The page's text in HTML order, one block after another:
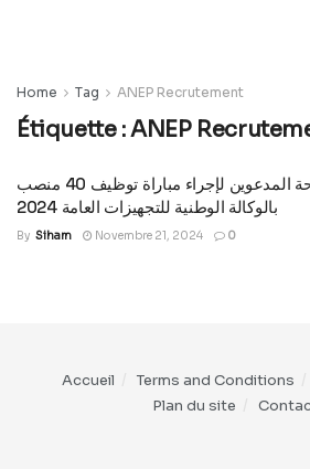
Home Tag ANEP Recrutement
Étiquette :ANEP
لائحة المدعوين لإجراء مباراة توظيف 40 منصب
بالوكالة الوطنية للتجهيزات العامة 2024
By Siham Novembre 21, 2024 0
Accueil Terms and Conditions
Plan du site